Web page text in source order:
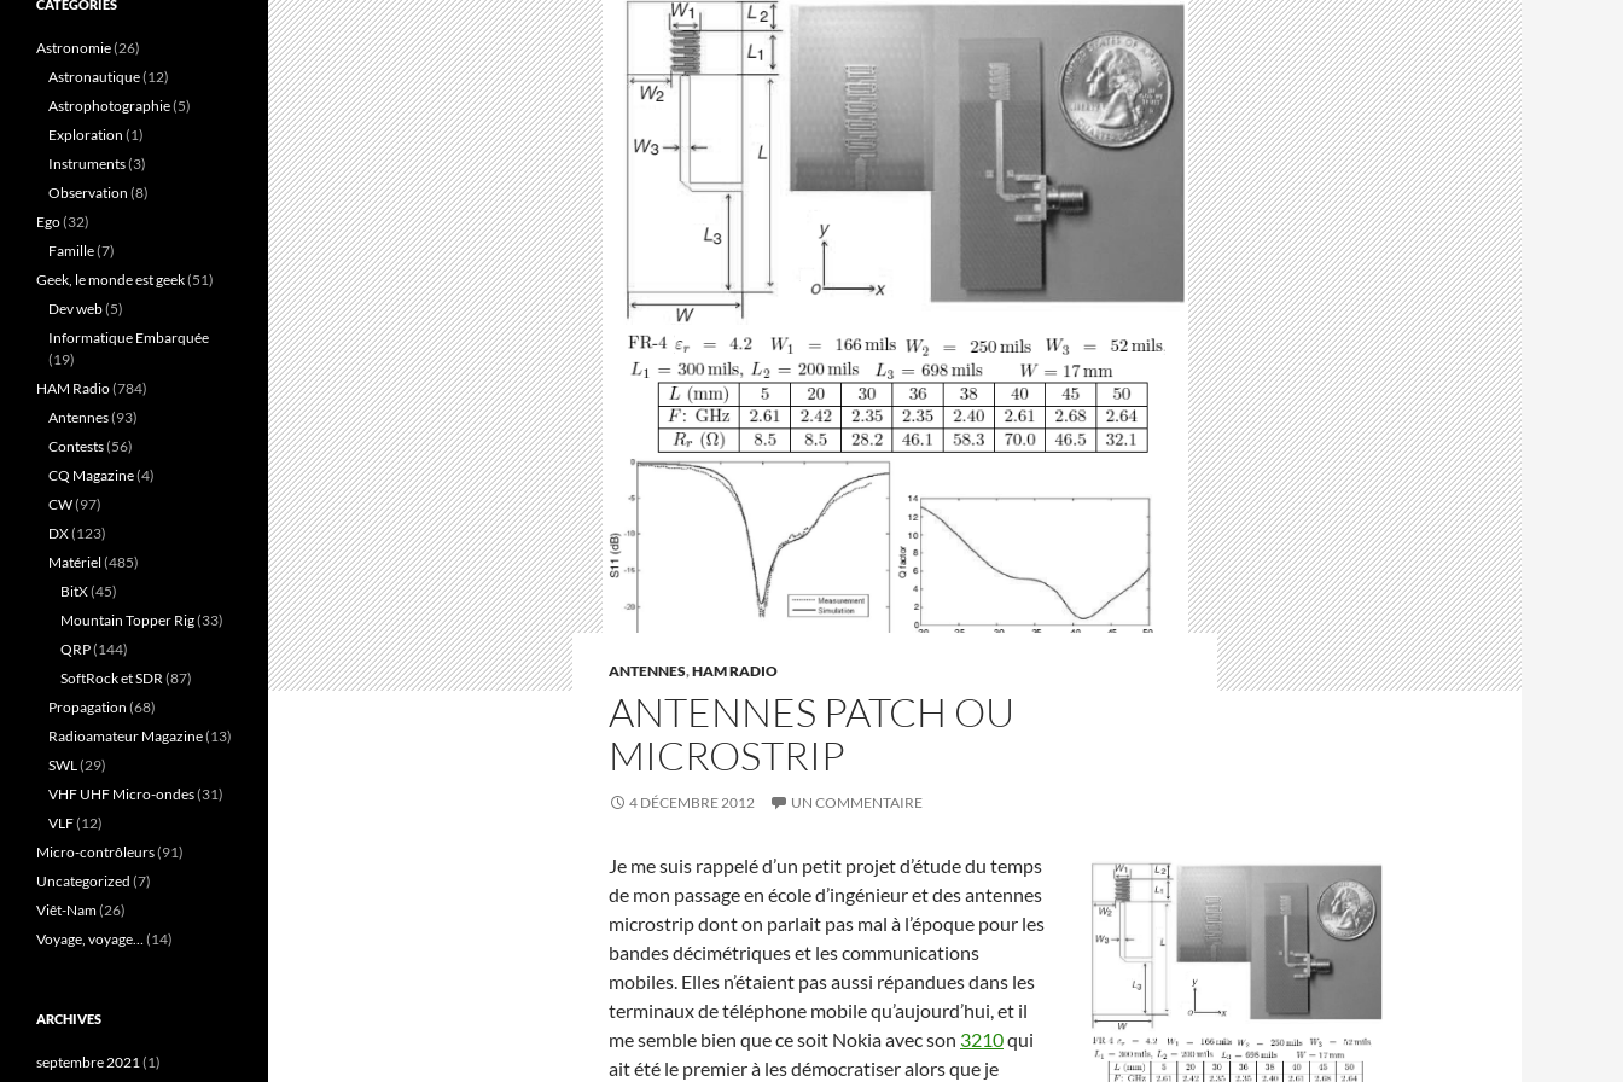
ANTENNES,HAM RADIO
ANTENNES PATCH OU
MICROSTRIP
4 DÉCEMBRE 2012 UN COMMENTAIRE
Je me suis rappelé d’un petit projet d’étude du temps
de mon passage en école d’ingénieur et des antennes
microstrip dont on parlait pas mal à l’époque pour les
bandes décimétriques et les communications
mobiles. Elles n’étaient pas aussi répandues dans les
terminaux de téléphone mobile qu’aujourd’hui, et il
me semble bien que ce soit Nokia avec son 3210qui
ait été le premier à les démocratiser alors que je
CATÉGORIES
Astronomie(26)
Astronautique(12)
Astrophotographie(5)
Exploration (1)
Instruments(3)
Observation (8)
Ego(32)
Famille(7)
Geek, le monde est geek(51)
Dev web(5)
Informatique Embarquée
(19)
HAM Radio(784)
Antennes(93)
Contests(56)
CQ Magazine(4)
CW(97)
DX(123)
Matériel (485)
BitX(45)
Mountain Topper Rig(33)
QRP(144)
SoftRock et SDR(87)
Propagation (68)
Radioamateur Magazine(13)
SWL(29)
VHF UHF Micro-ondes(31)
VLF(12)
Micro-contrôleurs(91)
Uncategorized (7)
Viêt-Nam(26)
Voyage, voyage…(14)
ARCHIVES
septembre 2021(1)